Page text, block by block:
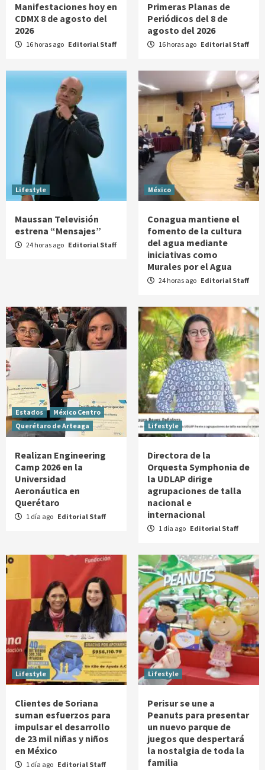
Manifestaciones hoy en
CDMX 8 de agosto del
2026
16 horas ago Editorial Staff
Primeras Planas de
Periódicos del 8 de
agosto del 2026
16 horas ago Editorial Staff
Lifestyle
Maussan Televisión
estrena “Mensajes”
24 horas ago Editorial Staff
México
Conagua mantiene el
fomento de la cultura
del agua mediante
iniciativas como
Murales por el Agua
24 horas ago Editorial Staff
Estados
México Centro
Querétaro de Arteaga
Realizan Engineering
Camp 2026 en la
Universidad
Aeronáutica en
Querétaro
1 día ago Editorial Staff
Lifestyle
Directora de la
Orquesta Symphonia de
la UDLAP dirige
agrupaciones de talla
nacional e
internacional
1 día ago Editorial Staff
Lifestyle
Clientes de Soriana
suman esfuerzos para
impulsar el desarrollo
de 23 mil niñas y niños
en México
1 día ago Editorial Staff
Lifestyle
Perisur se une a
Peanuts para presentar
un nuevo parque de
juegos que despertará
la nostalgia de toda la
familia